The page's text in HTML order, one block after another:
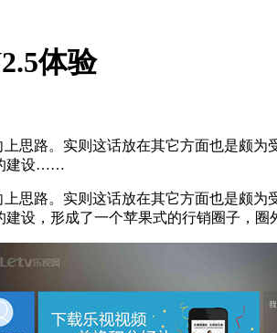
体验
思路。实则这话放在其它方面也是颇
建设……
思路。实则这话放在其它方面也是颇
设，形成了一个苹果式的行销圈子，圈